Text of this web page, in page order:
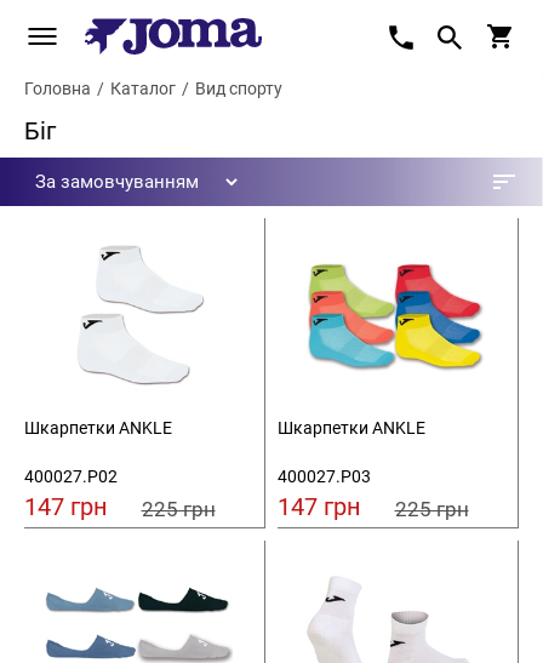
Головна / Каталог / Вид спорту
Біг
Шкарпетки ANKLE
400027.P02
147 грн 225 грн
Шкарпетки ANKLE
400027.P03
147 грн 225 грн